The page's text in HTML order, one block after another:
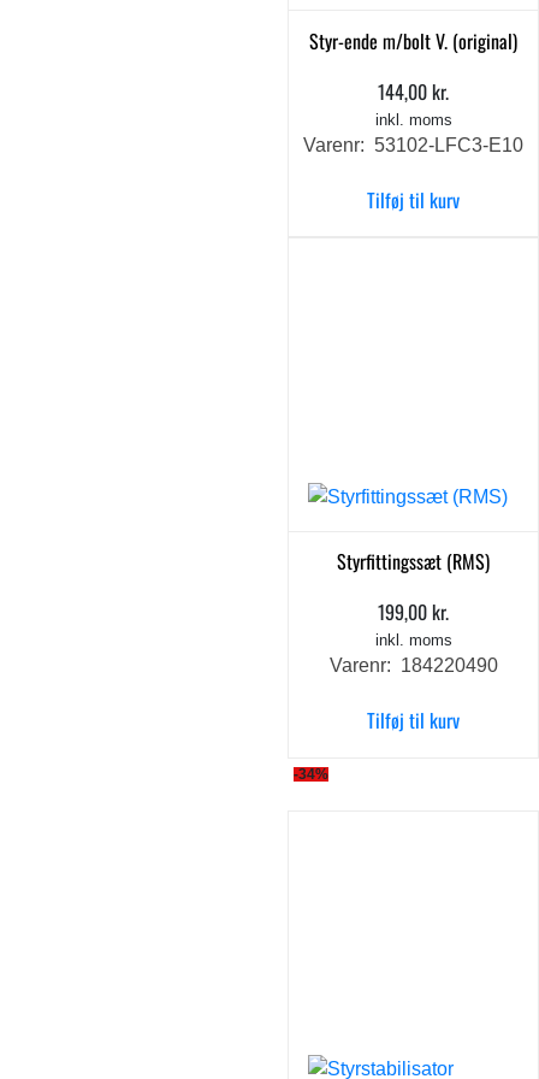
Styr-ende m/bolt V. (original)
144,00kr.
inkl. moms
Varenr: 53102-LFC3-E10
Tilføj til kurv
Styrfittingssæt (RMS)
199,00kr.
inkl. moms
Varenr: 184220490
Tilføj til kurv
-34%